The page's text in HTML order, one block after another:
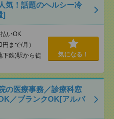
気！話題のヘルシー冷
]
いOK
まで/月）
下鉄)駅から徒
気になる！
の医療事務／診療科窓
／ブランクOK[アルバ